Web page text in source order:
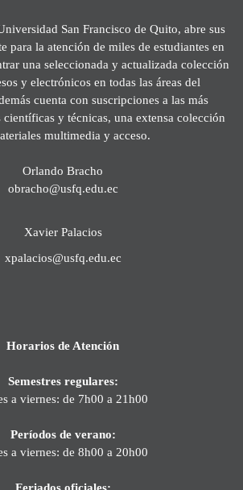
San Francisco de Quito, abre sus
para la atención de miles de estudiantes en
una seleccionada y actualizada colección
y electrónicos en todas las áreas del
cuenta con suscripciones a las más
científicas y técnicas, una extensa colección
multimedia y acceso.
Orlando Bracho
obracho@usfq.edu.ec
Xavier Palacios
xpalacios@usfq.edu.ec
Horarios de Atención
Semestres regulares:
a viernes: de 7h00 a 21h00
Períodos de verano:
a viernes: de 8h00 a 20h00
Feriados oficiales: